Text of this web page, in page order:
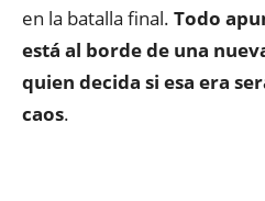
en la batalla final. Todo
está al borde de una
quien decida si esa era
caos.